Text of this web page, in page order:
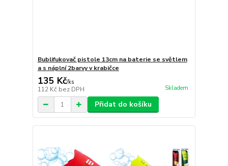
Bublifukovač pistole 13cm na baterie se světlem
a s náplní 2barvy v krabičce
135 Kč/ks
112 Kč bez DPH Skladem
Přidat do košíku